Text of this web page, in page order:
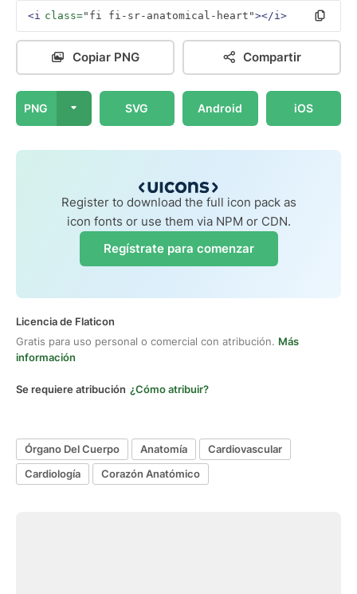
<i class="fi fi-sr-anatomical-heart"></i>
Copiar PNG Compartir
PNG SVG Android iOS
Register to download the full icon pack as
icon fonts or use them via NPM or CDN.
Regístrate para comenzar
Licencia de Flaticon
Gratis para uso personal o comercial con atribución. Más
información
Se requiere atribución ¿Cómo atribuir?
Órgano Del Cuerpo Anatomía
Cardiovascular
Cardiología
Corazón Anatómico